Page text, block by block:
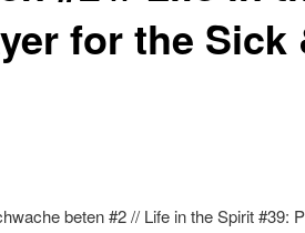
for the Sick
beten #2 // Life in the Spirit #39: